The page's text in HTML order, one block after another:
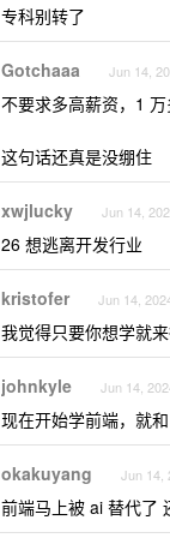
专科别转了
Gotchaaa Jun 14,
不要求多高薪资，1
这句话还真是没绷住
xwjlucky Jun 14,
26 想逃离开发行业
kristofer Jun 14,
我觉得只要你想学就
johnkyle Jun 14,
现在开始学前端，就
okakuyang Jun 14,
前端马上被 ai 替代了